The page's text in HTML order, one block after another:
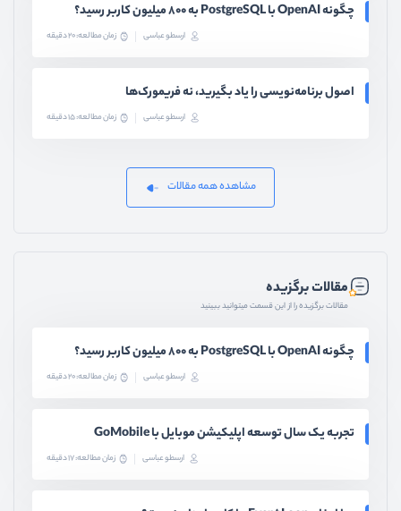
چگونه OpenAI با PostgreSQL به ۸۰۰ میلیون کاربر رسید؟
ارسطو عباسی زمان مطالعه: 20 دقیقه
اصول برنامه‌نویسی را یاد بگیرید، نه فریمورک‌ها
ارسطو عباسی زمان مطالعه: 15 دقیقه
مشاهده همه مقالات
مقالات برگزیده
مقالات برگزیده را از این قسمت میتوانید ببینید
چگونه OpenAI با PostgreSQL به ۸۰۰ میلیون کاربر رسید؟
ارسطو عباسی زمان مطالعه: 20 دقیقه
تجربه یک سال توسعه اپلیکیشن موبایل با GoMobile
ارسطو عباسی زمان مطالعه: 17 دقیقه